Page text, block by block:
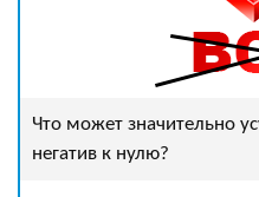
Что может значительно
негатив к нулю?